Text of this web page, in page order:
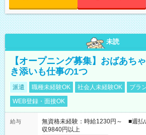
未読
【オープニング募集】おばあち
き添いも仕事の1つ
派遣 職種未経験OK 社会人未経験OK
ブラ
WEB登録・面接OK
給与
無資格未経験：時給1230円～ ■週
収9840円以上